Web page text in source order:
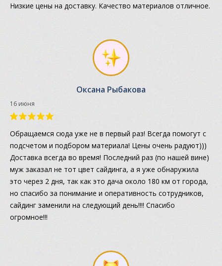
Низкие цены на доставку. Качество материалов отличное.
Оксана Рыбакова
16 июня
Обращаемся сюда уже не в первый раз! Всегда помогут с
подсчетом и подбором материала! Цены очень радуют)))
Доставка всегда во время! Последний раз (по нашей вине)
муж заказал не тот цвет сайдинга, а я уже обнаружила
это через 2 дня, так как это дача около 180 км от города,
но спасибо за понимание и оперативность сотрудников,
сайдинг заменили на следующий день!!!! Спасибо
огромное!!!